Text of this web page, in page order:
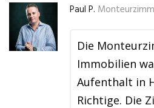
Paul P.
Die
Immobilien
Aufenthalt in
Richtige. Die